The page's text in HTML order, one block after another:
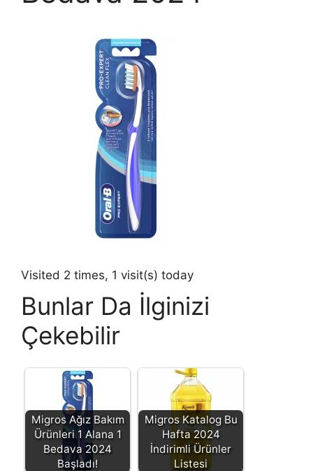
Visited 2 times, 1 visit(s) today
Bunlar Da İlginizi
Çekebilir
Migros Ağız Bakım
Ürünleri 1 Alana 1
Bedava 2024
Başladı!
Migros Katalog Bu
Hafta 2024
İndirimli Ürünler
Listesi